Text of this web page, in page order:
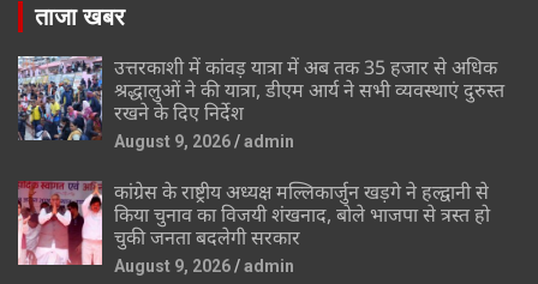
ताजा खबर
उत्तरकाशी में कांवड़ यात्रा में अब तक 35 हजार से अधिक
श्रद्धालुओं ने की यात्रा, डीएम आर्य ने सभी व्यवस्थाएं दुरुस्त
रखने के दिए निर्देश
August 9, 2026 admin
कांग्रेस के राष्ट्रीय अध्यक्ष मल्लिकार्जुन खड़गे ने हल्द्वानी से
किया चुनाव का विजयी शंखनाद, बोले भाजपा से त्रस्त हो
चुकी जनता बदलेगी सरकार
August 9, 2026 admin